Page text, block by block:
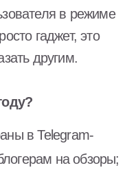
в режиме
гаджет, это
другим.
в Telegram-
на обзоры;